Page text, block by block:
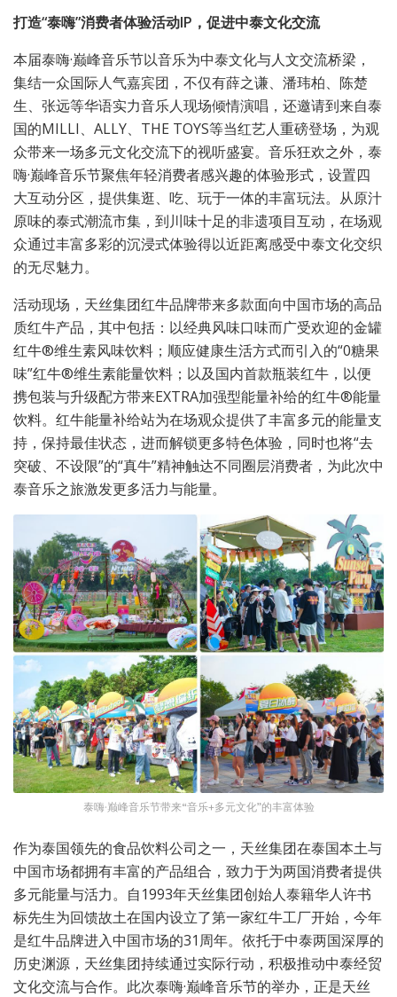
打造“泰嗨”消费者体验活动IP，促进中泰文化交流
本届泰嗨·巅峰音乐节以音乐为中泰文化与人文交流桥梁，
集结一众国际人气嘉宾团，不仅有薛之谦、潘玮柏、陈楚
生、张远等华语实力音乐人现场倾情演唱，还邀请到来自泰
国的MILLI、ALLY、THE TOYS等当红艺人重磅登场，为观
众带来一场多元文化交流下的视听盛宴。音乐狂欢之外，泰
嗨·巅峰音乐节聚焦年轻消费者感兴趣的体验形式，设置四
大互动分区，提供集逛、吃、玩于一体的丰富玩法。从原汁
原味的泰式潮流市集，到川味十足的非遗项目互动，在场观
众通过丰富多彩的沉浸式体验得以近距离感受中泰文化交织
的无尽魅力。
活动现场，天丝集团红牛品牌带来多款面向中国市场的高品
质红牛产品，其中包括：以经典风味口味而广受欢迎的金罐
红牛®维生素风味饮料；顺应健康生活方式而引入的“0糖果
味”红牛®维生素能量饮料；以及国内首款瓶装红牛，以便
携包装与升级配方带来EXTRA加强型能量补给的红牛®能量
饮料。红牛能量补给站为在场观众提供了丰富多元的能量支
持，保持最佳状态，进而解锁更多特色体验，同时也将“去
突破、不设限”的“真牛”精神触达不同圈层消费者，为此次中
泰音乐之旅激发更多活力与能量。
泰嗨·巅峰音乐节带来“音乐+多元文化”的丰富体验
作为泰国领先的食品饮料公司之一，天丝集团在泰国本土与
中国市场都拥有丰富的产品组合，致力于为两国消费者提供
多元能量与活力。自1993年天丝集团创始人泰籍华人许书
标先生为回馈故土在国内设立了第一家红牛工厂开始，今年
是红牛品牌进入中国市场的31周年。依托于中泰两国深厚的
历史渊源，天丝集团持续通过实际行动，积极推动中泰经贸
文化交流与合作。此次泰嗨·巅峰音乐节的举办，正是天丝